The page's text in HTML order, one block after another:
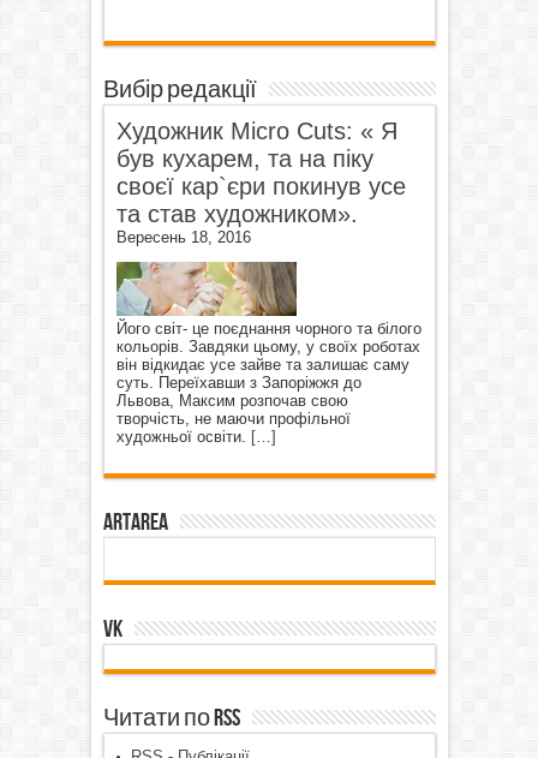
Вибір редакції
Художник Micro Cuts: « Я
був кухарем, та на піку
своєї кар`єри покинув усе
та став художником».
Вересень 18, 2016
Його світ- це поєднання чорного та білого
кольорів. Завдяки цьому, у своїх роботах
він відкидає усе зайве та залишає саму
суть. Переїхавши з Запоріжжя до
Львова, Максим розпочав свою
творчість, не маючи профільної
художньої освіти. […]
ArtArea
VK
Читати по RSS